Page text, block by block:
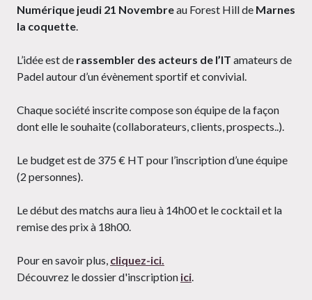
Numérique jeudi 21 Novembreau Forest Hill de Marnes
la coquette
L’idée est de rassembler des acteurs de l’IT amateurs de
Padel autour d’un évènement sportif et convivial.
Chaque société inscrite compose son équipe de la façon
dont elle le souhaite (collaborateurs, clients, prospects..).
Le budget est de 375 € HT pour l’inscription d’une équipe
(2 personnes).
Le début des matchs aura lieu à 14h00 et le cocktail et la
remise des prix à 18h00.
Pour en savoir plus, cliquez-ici.
Découvrez le dossier d'inscription ici